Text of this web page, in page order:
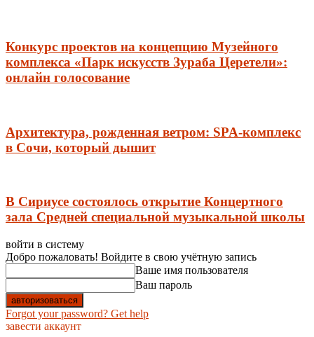
Конкурс проектов на концепцию Музейного
комплекса «Парк искусств Зураба Церетели»:
онлайн голосование
Архитектура, рожденная ветром: SPA-комплекс
в Сочи, который дышит
В Сириусе состоялось открытие Концертного
зала Средней специальной музыкальной школы
войти в систему
Добро пожаловать! Войдите в свою учётную запись
Ваше имя пользователя
Ваш пароль
Forgot your password? Get help
завести аккаунт